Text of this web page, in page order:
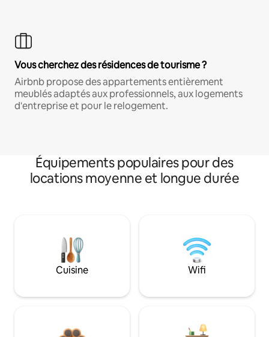
Vous cherchez des résidences de tourisme ?
Airbnb propose des appartements entièrement
meublés adaptés aux professionnels, aux logements
d'entreprise et pour le relogement.
Équipements populaires pour des
locations moyenne et longue durée
Cuisine Wifi